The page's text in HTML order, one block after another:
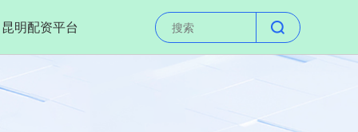
昆明配资平台